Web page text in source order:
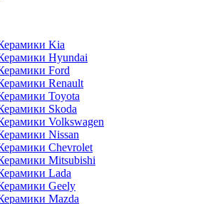
Kia
Hyundai
Ford
Renault
Toyota
Skoda
Volkswagen
Nissan
Chevrolet
Mitsubishi
Lada
Geely
Mazda